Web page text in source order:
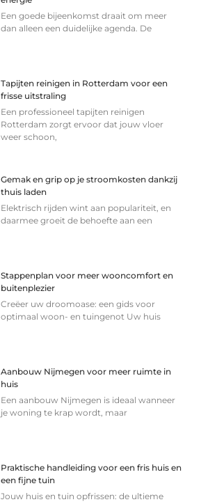
Een goede bijeenkomst draait om meer
dan alleen een duidelijke agenda. De
Tapijten reinigen in Rotterdam voor een
frisse uitstraling
Een professioneel tapijten reinigen
Rotterdam zorgt ervoor dat jouw vloer
weer schoon,
Gemak en grip op je stroomkosten dankzij
thuis laden
Elektrisch rijden wint aan populariteit, en
daarmee groeit de behoefte aan een
Stappenplan voor meer wooncomfort en
buitenplezier
Creëer uw droomoase: een gids voor
optimaal woon- en tuingenot Uw huis
Aanbouw Nijmegen voor meer ruimte in
huis
Een aanbouw Nijmegen is ideaal wanneer
je woning te krap wordt, maar
Praktische handleiding voor een fris huis en
een fijne tuin
Jouw huis en tuin opfrissen: de ultieme